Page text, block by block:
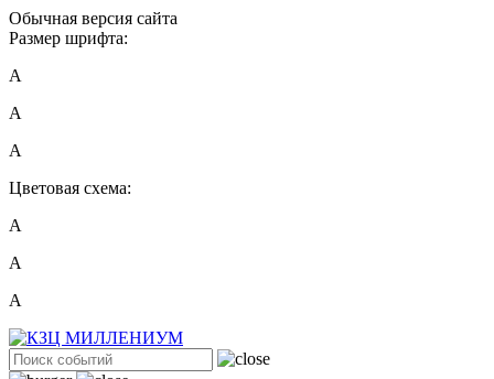
Обычная версия сайта
Размер шрифта:
A
A
A
Цветовая схема:
А
А
А